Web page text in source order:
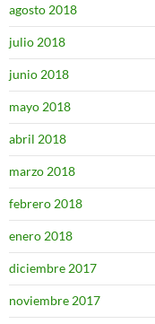
agosto 2018
julio 2018
junio 2018
mayo 2018
abril 2018
marzo 2018
febrero 2018
enero 2018
diciembre 2017
noviembre 2017